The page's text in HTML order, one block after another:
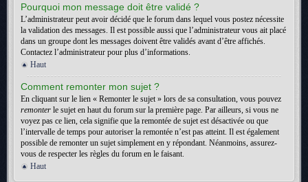
Pourquoi mon message doit être validé ?
L’administrateur peut avoir décidé que le forum dans lequel vous postez nécessite
la validation des messages. Il est possible aussi que l’administrateur vous ait placé
dans un groupe dont les messages doivent être validés avant d’être affichés.
Contactez l’administrateur pour plus d’informations.
Haut
Comment remonter mon sujet ?
En cliquant sur le lien « Remonter le sujet » lors de sa consultation, vous pouvez
remonter le sujet en haut du forum sur la première page. Par ailleurs, si vous ne
voyez pas ce lien, cela signifie que la remontée de sujet est désactivée ou que
l’intervalle de temps pour autoriser la remontée n’est pas atteint. Il est également
possible de remonter un sujet simplement en y répondant. Néanmoins, assurez-
vous de respecter les règles du forum en le faisant.
Haut